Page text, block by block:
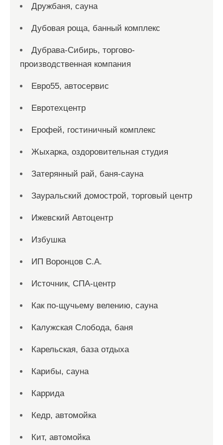
Дружбаня, сауна
Дубовая роща, банный комплекс
Дубрава-Сибирь, торгово-
производственная компания
Евро55, автосервис
Евротехцентр
Ерофей, гостиничный комплекс
Жыхарка, оздоровительная студия
Затерянный рай, баня-сауна
Зауральский домострой, торговый центр
Ижевский Автоцентр
Избушка
ИП Воронцов С.А.
Источник, СПА-центр
Как по-щучьему велению, сауна
Калужская Слобода, баня
Карельская, база отдыха
Карибы, сауна
Каррида
Кедр, автомойка
Кит, автомойка